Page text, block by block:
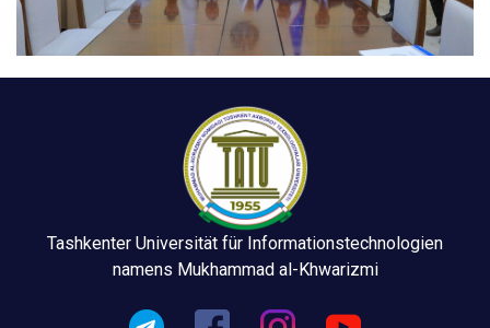
Tashkenter Universität für Informationstechnologien
namens Mukhammad al-Khwarizmi